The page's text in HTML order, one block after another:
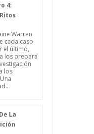
4:
Warren
cada caso
el último,
los prepara
los
La